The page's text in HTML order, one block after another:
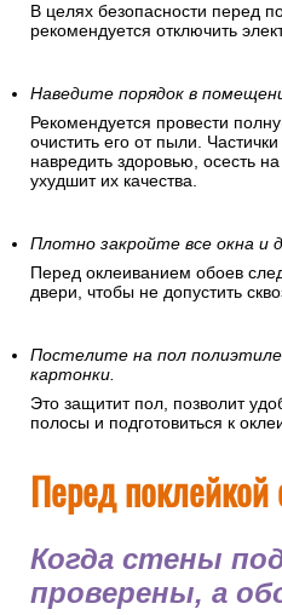
В целях безопасности перед
рекомендуется отключить
Наведите порядок в
Рекомендуется провести
очистить его от пыли.
навредить здоровью, осесть
ухудшит их качества.
Плотно закройте все окна и
Перед оклеиванием обоев
двери, чтобы не допустить
Постелите на пол
картонки.
Это защитит пол, позволит
полосы и подготовиться к
Перед поклейкой
Когда стены
проверены, а